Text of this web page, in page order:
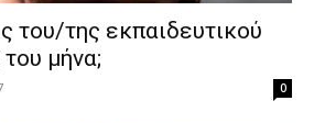
του/της εκπαιδευτικού
μήνα;
0